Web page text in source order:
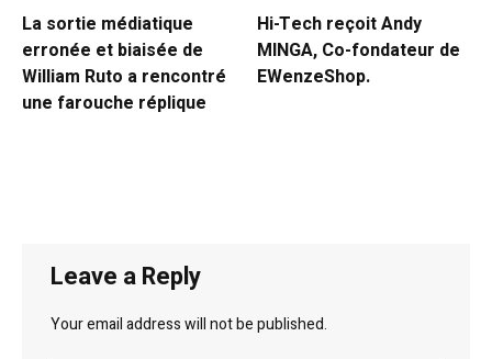
La sortie médiatique
erronée et biaisée de
William Ruto a rencontré
une farouche réplique
Hi-Tech reçoit Andy
MINGA, Co-fondateur de
EWenzeShop.
Leave a Reply
Your email address will not be published.